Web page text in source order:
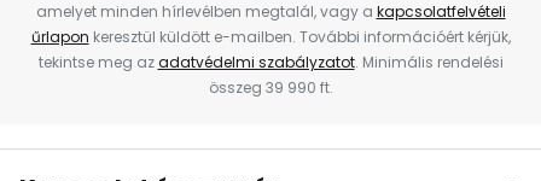
amelyet minden hírlevélben megtalál, vagy a kapcsolatfelvételi
űrlapon keresztül küldött e-mailben. További információért kérjük,
tekintse meg azadatvédelmi szabályzatot. Minimális rendelési
összeg 39 990 ft.